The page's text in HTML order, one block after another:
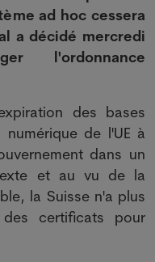
ad hoc cessera
a décidé mercredi
l'ordonnance
des bases
de l'UE à
dans un
et au vu de la
la Suisse n'a plus
certificats pour